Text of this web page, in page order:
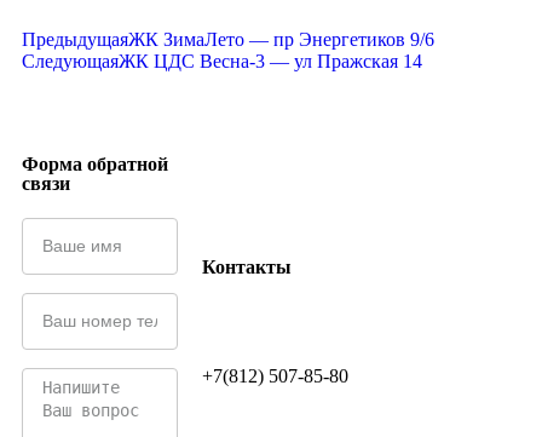
ПредыдущаяЖК ЗимаЛето — пр Энергетиков 9/6
СледующаяЖК ЦДС Весна-3 — ул Пражская 14
Форма обратной
связи
Контакты
+7(812) 507-85-80